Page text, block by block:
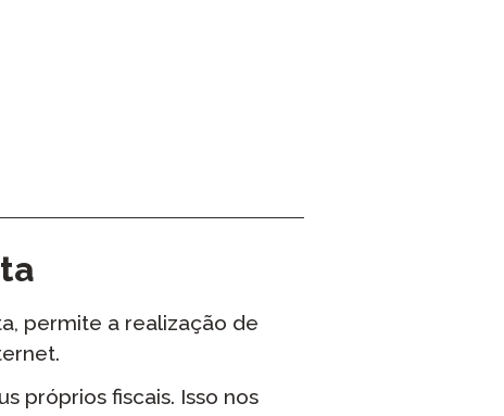
permite a realização de
próprios fiscais. Isso nos